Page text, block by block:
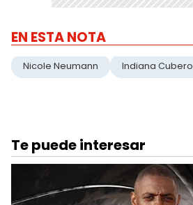
EN ESTA NOTA
Nicole Neumann Indiana Cubero